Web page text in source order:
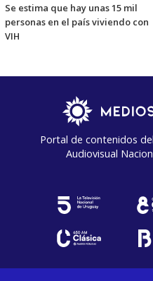
Se estima que hay unas 15 mil
personas en el país viviendo con
VIH
Portal de contenidos
Audiovisual